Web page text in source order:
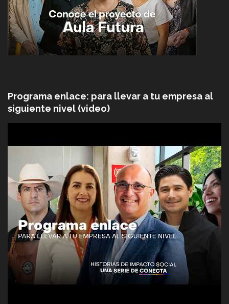
Programa enlace: para llevar a tu empresa al
siguiente nivel (video)